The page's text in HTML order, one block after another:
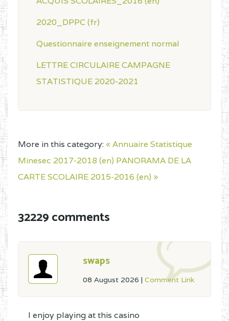
2020_DPPC (fr)
Questionnaire enseignement normal
LETTRE CIRCULAIRE CAMPAGNE
STATISTIQUE 2020-2021
More in this category:« Annuaire Statistique
Minesec 2017-2018 (en) PANORAMA DE LA
CARTE SCOLAIRE 2015-2016 (en) »
32229 comments
swaps
08 August 2026 | Comment Link
I enjoy playing at this casino